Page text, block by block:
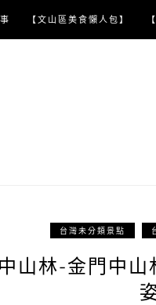
【文山區美食懶人包】
台灣未分類景點
中山林-金門中